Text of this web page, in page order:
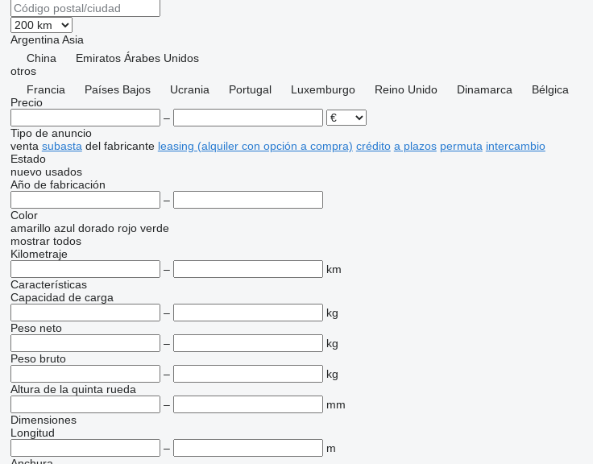
Argentina Asia
China
Emiratos Árabes Unidos
otros
Francia
Países Bajos Ucrania Portugal Luxemburgo Reino Unido Dinamarca
Bélgica
Precio
–
Tipo de anuncio
venta subasta del fabricante leasing (alquiler con opción a compra) crédito a plazos permuta intercambio
Estado
nuevo usados
Año de fabricación
–
Color
amarillo azul dorado rojo verde
mostrar todos
Kilometraje
–
km
Características
Capacidad de carga
–
kg
Peso neto
–
kg
Peso bruto
–
kg
Altura de la quinta rueda
–
mm
Dimensiones
Longitud
–
m